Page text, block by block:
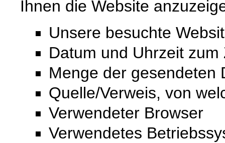
Ihnen die Website
Unsere besuchte
Datum und Uhrzeit
Menge der gesendeten
Quelle/Verweis, von
Verwendeter Browser
Verwendetes